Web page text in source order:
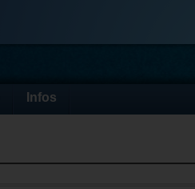
Infos